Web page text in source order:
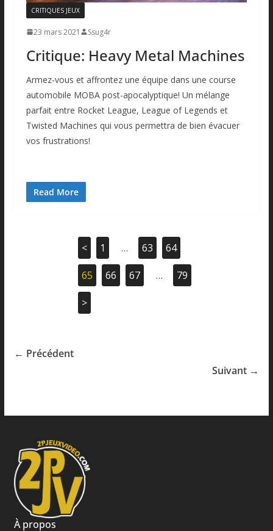
CRITIQUES JEUX
23 mars 2021 Ssug4r
Critique: Heavy Metal Machines
Armez-vous et affrontez une équipe dans une course
automobile MOBA post-apocalyptique! Un mélange
parfait entre Rocket League, League of Legends et
Twisted Machines qui vous permettra de bien évacuer
vos frustrations!
Read More
< 1 … 63 64
65 66 67 … 79
>
← Précédent
Suivant →
À propos